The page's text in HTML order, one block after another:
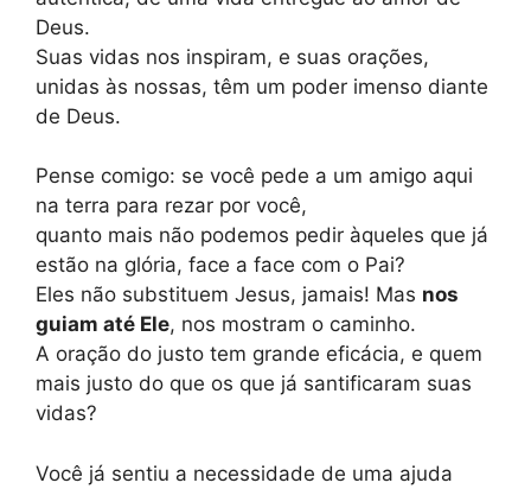
Deus.
Suas vidas nos inspiram, e suas orações,
unidas às nossas, têm um poder imenso diante
de Deus.
Pense comigo: se você pede a um amigo aqui
na terra para rezar por você,
quanto mais não podemos pedir àqueles que já
estão na glória, face a face com o Pai?
Eles não substituem Jesus, jamais! Mas nos
guiam até Ele, nos mostram o caminho.
A oração do justo tem grande eficácia, e quem
mais justo do que os que já santificaram suas
vidas?
Você já sentiu a necessidade de uma ajuda